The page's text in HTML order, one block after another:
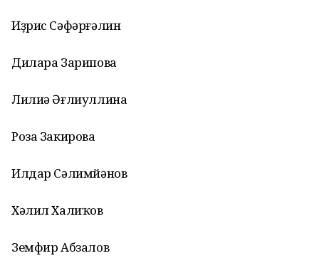
Иҙрис Сәфәрғәлин
Дилара Зарипова
Лилиә Әғлиуллина
Роза Закирова
Илдар Сәлимйәнов
Хәлил Халиҡов
Земфир Абзалов